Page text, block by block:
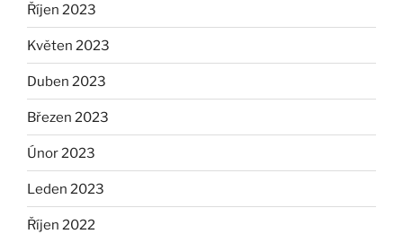
Říjen 2023
Květen 2023
Duben 2023
Březen 2023
Únor 2023
Leden 2023
Říjen 2022